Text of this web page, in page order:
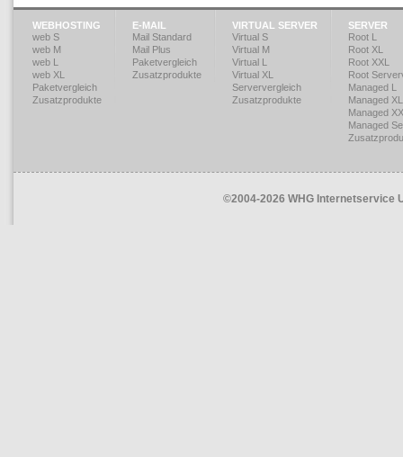
WEBHOSTING
web S
web M
web L
web XL
Paketvergleich
Zusatzprodukte
E-MAIL
Mail Standard
Mail Plus
Paketvergleich
Zusatzprodukte
VIRTUAL SERVER
Virtual S
Virtual M
Virtual L
Virtual XL
Serververgleich
Zusatzprodukte
SERVER
Root L
Root XL
Root XXL
Root
Managed L
Managed XL
Managed
Managed
©2004-2026 WHG Internetservice